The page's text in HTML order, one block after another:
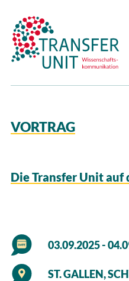
Transfer Unit
VORTRAG
Die Transfer Unit auf
03.09.2025 -
ST. GALLEN,